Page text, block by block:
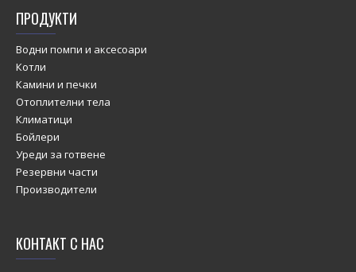
ПРОДУКТИ
Водни помпи и аксесоари
Котли
Камини и печки
Отоплителни тела
Климатици
Бойлери
Уреди за готвене
Резервни части
Производители
КОНТАКТ С НАС